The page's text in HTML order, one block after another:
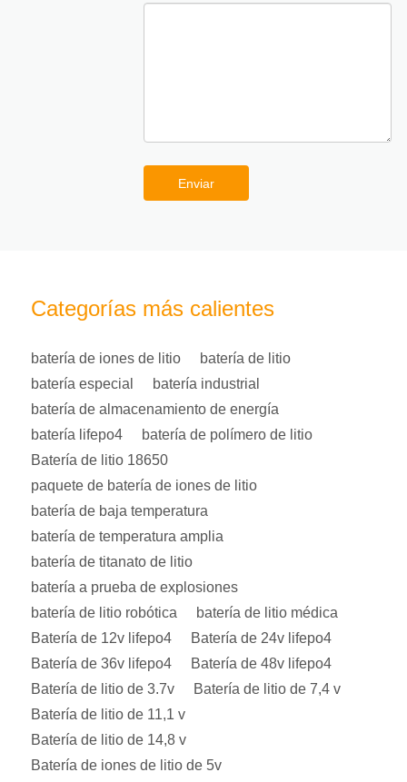
Enviar
Categorías más calientes
batería de iones de litio
batería de litio
batería especial
batería industrial
batería de almacenamiento de energía
batería lifepo4
batería de polímero de litio
Batería de litio 18650
paquete de batería de iones de litio
batería de baja temperatura
batería de temperatura amplia
batería de titanato de litio
batería a prueba de explosiones
batería de litio robótica
batería de litio médica
Batería de 12v lifepo4
Batería de 24v lifepo4
Batería de 36v lifepo4
Batería de 48v lifepo4
Batería de litio de 3.7v
Batería de litio de 7,4 v
Batería de litio de 11,1 v
Batería de litio de 14,8 v
Batería de iones de litio de 5v